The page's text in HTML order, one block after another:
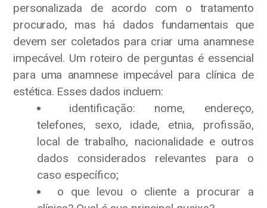
personalizada de acordo com o tratamento
procurado, mas há dados fundamentais que
devem ser coletados para criar uma anamnese
impecável. Um roteiro de perguntas é essencial
para uma anamnese impecável para clínica de
estética. Esses dados incluem:
identificação: nome, endereço,
telefones, sexo, idade, etnia, profissão,
local de trabalho, nacionalidade e outros
dados considerados relevantes para o
caso específico;
o que levou o cliente a procurar a